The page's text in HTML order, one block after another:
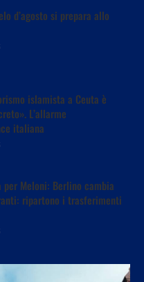
d’agosto si prepara allo
islamista a Ceuta è
L’allarme
italiana
per Meloni: Berlino cambia
ripartono i trasferimenti